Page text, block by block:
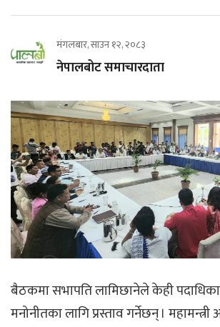
मंगलबार, साउन १२, २०८३
नेपालबोट समाचारदाता
बैठकमा सभापति लामिछानेले केही
मनोनीतका लागि प्रस्ताव गर्नेछन् ।